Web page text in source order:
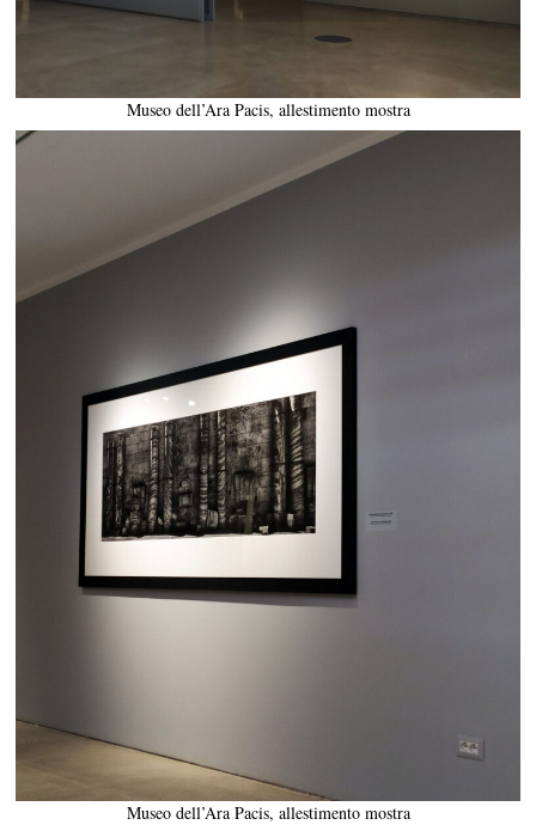
Museo dell’Ara Pacis, allestimento mostra
Museo dell’Ara Pacis, allestimento mostra